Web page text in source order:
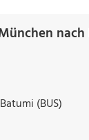
nach
(BUS)